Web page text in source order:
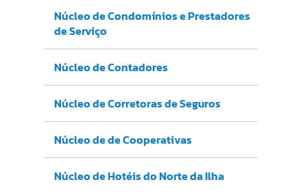
Núcleo de Condomínios e Prestadores
de Serviço
Núcleo de Contadores
Núcleo de Corretoras de Seguros
Núcleo de de Cooperativas
Núcleo de Hotéis do Norte da Ilha